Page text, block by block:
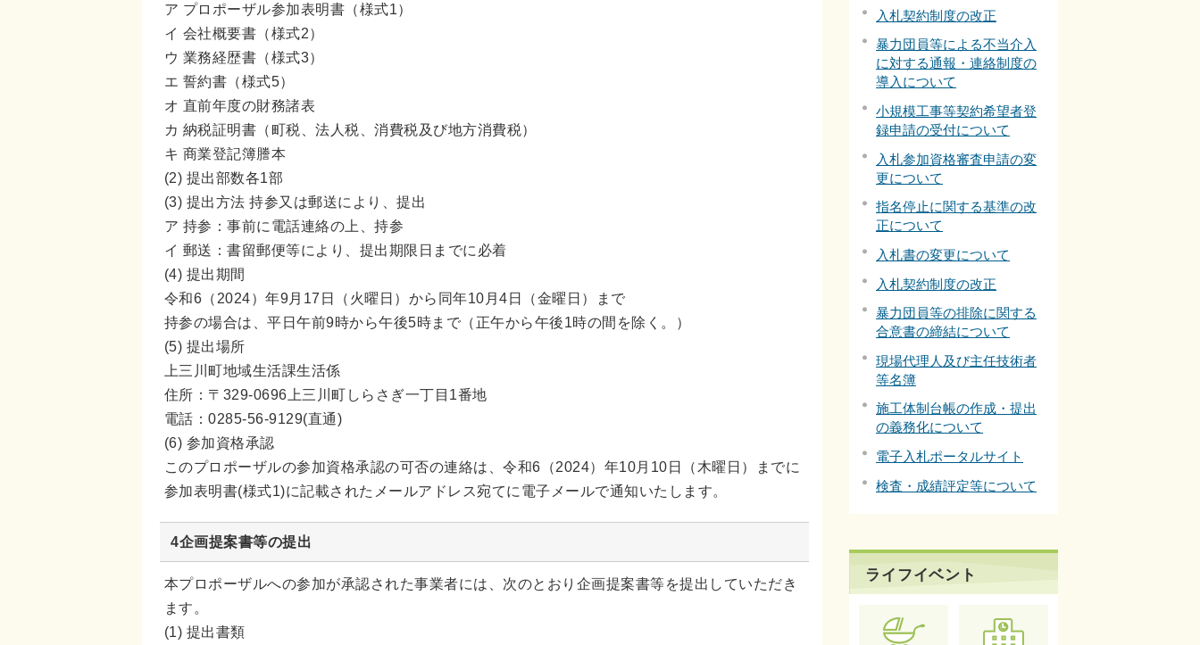
ア プロポーザル参加表明書（様式1）
イ 会社概要書（様式2）
ウ 業務経歴書（様式3）
エ 誓約書（様式5）
オ 直前年度の財務諸表
カ 納税証明書（町税、法人税、消費税及び地方消費税）
キ 商業登記簿謄本
(2) 提出部数各1部
(3) 提出方法 持参又は郵送により、提出
ア 持参：事前に電話連絡の上、持参
イ 郵送：書留郵便等により、提出期限日までに必着
(4) 提出期間
令和6（2024）年9月17日（火曜日）から同年10月4日（金曜日）まで
持参の場合は、平日午前9時から午後5時まで（正午から午後1時の間を除く。）
(5) 提出場所
上三川町地域生活課生活係
住所：〒329-0696上三川町しらさぎ一丁目1番地
電話：0285-56-9129(直通)
(6) 参加資格承認
このプロポーザルの参加資格承認の可否の連絡は、令和6（2024）年10月10日（木曜日）までに
参加表明書(様式1)に記載されたメールアドレス宛てに電子メールで通知いたします。
4企画提案書等の提出
本プロポーザルへの参加が承認された事業者には、次のとおり企画提案書等を提出していただき
ます。
(1) 提出書類
入札契約制度の改正
暴力団員等による不当介入
に対する通報・連絡制度の
導入について
小規模工事等契約希望者登
録申請の受付について
入札参加資格審査申請の変
更について
指名停止に関する基準の改
正について
入札書の変更について
入札契約制度の改正
暴力団員等の排除に関する
合意書の締結について
現場代理人及び主任技術者
等名簿
施工体制台帳の作成・提出
の義務化について
電子入札ポータルサイト
検査・成績評定等について
ライフイベント